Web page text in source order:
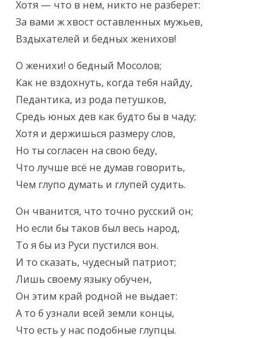
Хотя — что в нем, никто не разберет:
За вами ж хвост оставленных мужьев,
Вздыхателей и бедных женихов!
О женихи! о бедный Мосолов;
Как не вздохнуть, когда тебя найду,
Педантика, из рода петушков,
Средь юных дев как будто бы в чаду;
Хотя и держишься размеру слов,
Но ты согласен на свою беду,
Что лучше всё не думав говорить,
Чем глупо думать и глупей судить.
Он чванится, что точно русский он;
Но если бы таков был весь народ,
То я бы из Руси пустился вон.
И то сказать, чудесный патриот;
Лишь своему языку обучен,
Он этим край родной не выдает:
А то б узнали всей земли концы,
Что есть у нас подобные глупцы.